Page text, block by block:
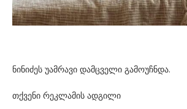
ნი­ნი­ძეს უამ­რა­ვი დამ­ცვე­ლი გა­მო­უჩ­ნდა.
თქვენი რეკლამის ადგილი